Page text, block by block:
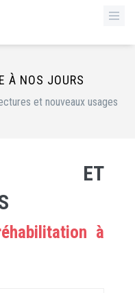
À NOS JOURS
et nouveaux usages
ET
à